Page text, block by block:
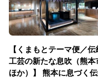
【くまもとテーマ便／伝
工芸の新たな息吹（熊本
ほか）】 熊本に息づく